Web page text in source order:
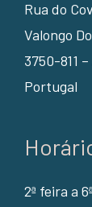
Rua do
Valongo
3750-811
Portugal
2ª feira a